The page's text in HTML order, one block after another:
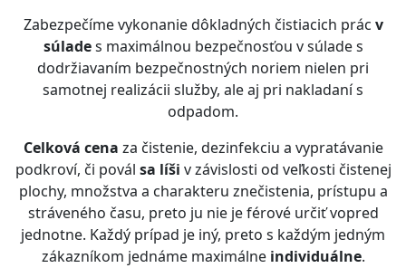
Zabezpečíme vykonanie dôkladných čistiacich prác v
súlades maximálnou bezpečnosťou v súlade s
dodržiavaním bezpečnostných noriem nielen pri
samotnej realizácii služby, ale aj pri nakladaní s
odpadom.
Celková cena za čistenie, dezinfekciu a vypratávanie
podkroví, či povál sa líši v závislosti od veľkosti čistenej
plochy, množstva a charakteru znečistenia, prístupu a
stráveného času, preto ju nie je férové určiť vopred
jednotne. Každý prípad je iný, preto s každým jedným
zákazníkom jednáme maximálne individuálne.